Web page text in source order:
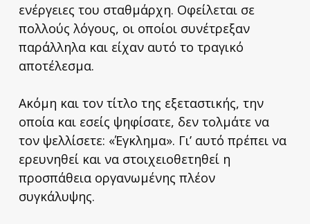
ενέργειες του σταθμάρχη. Οφείλεται σε
πολλούς λόγους, οι οποίοι συνέτρεξαν
παράλληλα και είχαν αυτό το τραγικό
αποτέλεσμα.
Ακόμη και τον τίτλο της εξεταστικής, την
οποία και εσείς ψηφίσατε, δεν τολμάτε να
τον ψελλίσετε: «Έγκλημα». Γι’ αυτό πρέπει να
ερευνηθεί και να στοιχειοθετηθεί η
προσπάθεια οργανωμένης πλέον
συγκάλυψης.